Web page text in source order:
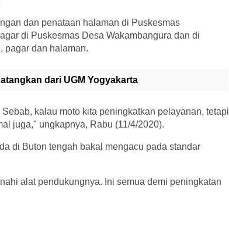
dan penataan halaman di Puskesmas
di Puskesmas Desa Wakambangura dan di
pagar dan halaman.
dari UGM Yogyakarta
kalau moto kita peningkatkan pelayanan, tetapi
juga," ungkapnya, Rabu (11/4/2020).
di Buton tengah bakal mengacu pada standar
alat pendukungnya. Ini semua demi peningkatan